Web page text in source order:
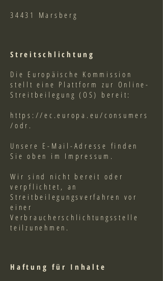
34431 Marsberg
Streitschlichtung
Die Europäische Kommission
stellt eine Plattform zur Online-
Streitbeilegung (OS) bereit:
https://ec.europa.eu/consumers
/odr.
Unsere E-Mail-Adresse finden
Sie oben im Impressum.
Wir sind nicht bereit oder
verpflichtet, an
Streitbeilegungsverfahren vor
einer
Verbraucherschlichtungsstelle
teilzunehmen.
Haftung für Inhalte